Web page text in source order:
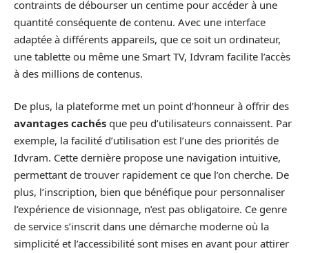
contraints de débourser un centime pour accéder à une
quantité conséquente de contenu. Avec une interface
adaptée à différents appareils, que ce soit un ordinateur,
une tablette ou même une Smart TV, Idvram facilite l’accès
à des millions de contenus.
De plus, la plateforme met un point d’honneur à offrir des
avantages cachés que peu d’utilisateurs connaissent. Par
exemple, la facilité d’utilisation est l’une des priorités de
Idvram. Cette dernière propose une navigation intuitive,
permettant de trouver rapidement ce que l’on cherche. De
plus, l’inscription, bien que bénéfique pour personnaliser
l’expérience de visionnage, n’est pas obligatoire. Ce genre
de service s’inscrit dans une démarche moderne où la
simplicité et l’accessibilité sont mises en avant pour attirer